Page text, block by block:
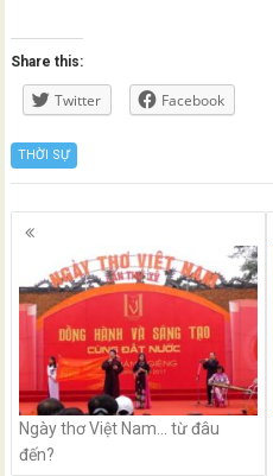
Share this:
Twitter Facebook
THỜI SỰ
Posts
navigation
Ngày thơ Việt Nam… từ đâu
đến?